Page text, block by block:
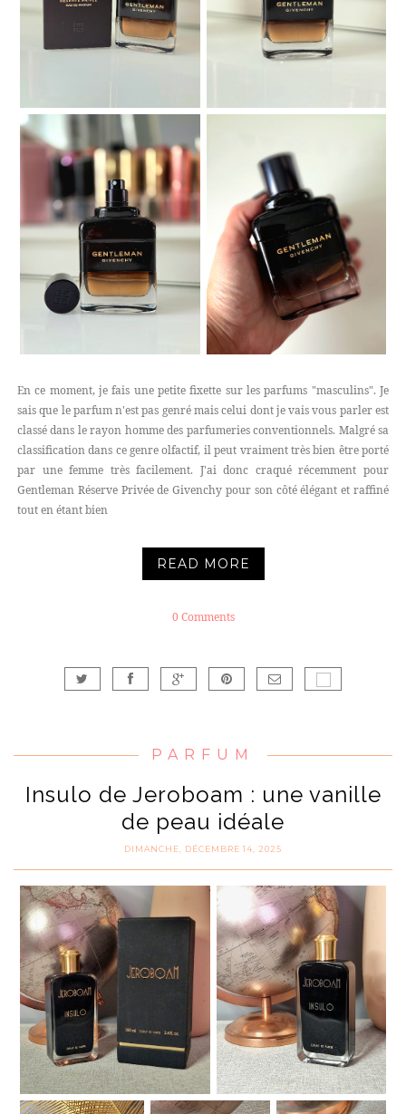
En ce moment, je fais une petite fixette sur les parfums "masculins". Je
sais que le parfum n'est pas genré mais celui dont je vais vous parler est
classé dans le rayon homme des parfumeries conventionnels. Malgré sa
classification dans ce genre olfactif, il peut vraiment très bien être porté
par une femme très facilement. J'ai donc craqué récemment pour
Gentleman Réserve Privée de Givenchy pour son côté élégant et raffiné
tout en étant bien
READ MORE
0 Comments
PARFUM
Insulo de Jeroboam : une vanille
de peau idéale
DIMANCHE, DÉCEMBRE 14, 2025